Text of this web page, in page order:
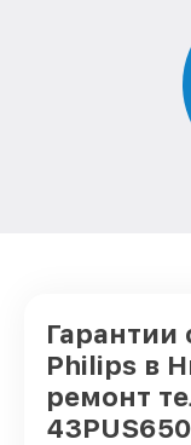
Гарантии
Philips в
ремонт